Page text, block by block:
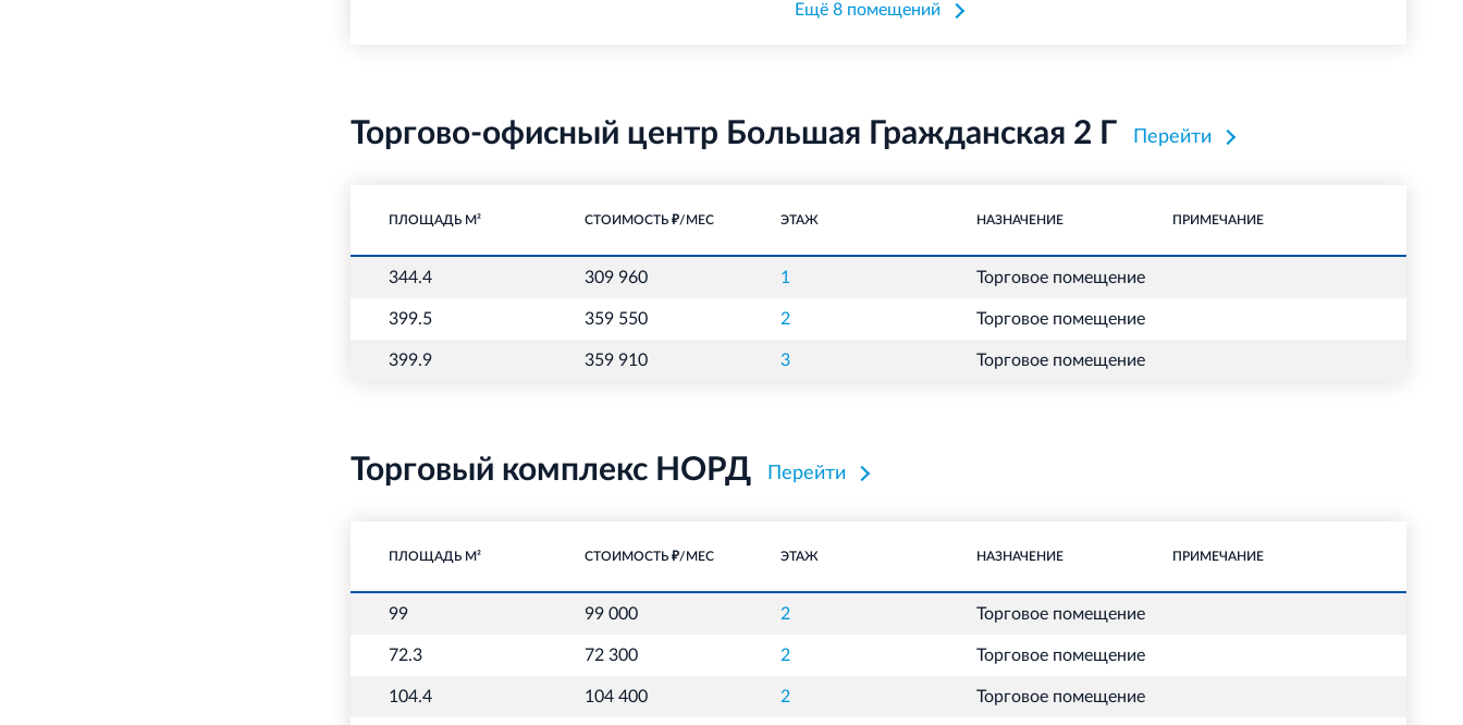
Ещё 8 помещений
Торгово-офисный центр Большая Гражданская 2 Г Перейти
ПЛОЩАДЬ М² СТОИМОСТЬ ₽/МЕС ЭТАЖ НАЗНАЧЕНИЕ ПРИМЕЧАНИЕ
344.4 309 960 1 Торговое помещение
399.5 359 550 2 Торговое помещение
399.9 359 910 3 Торговое помещение
Торговый комплекс НОРД Перейти
ПЛОЩАДЬ М² СТОИМОСТЬ ₽/МЕС ЭТАЖ НАЗНАЧЕНИЕ ПРИМЕЧАНИЕ
99 99 000 2 Торговое помещение
72.3 72 300 2 Торговое помещение
104.4 104 400 2 Торговое помещение